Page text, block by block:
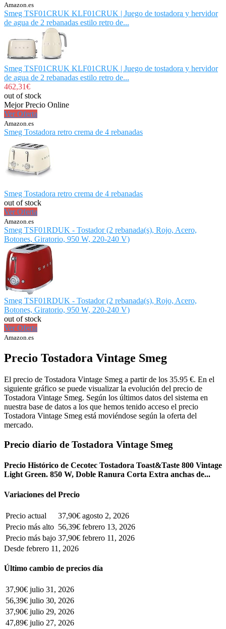
Amazon.es
Smeg TSF01CRUK KLF01CRUK | Juego de tostadora y hervidor
de agua de 2 rebanadas estilo retro de...
Smeg TSF01CRUK KLF01CRUK | Juego de tostadora y hervidor
de agua de 2 rebanadas estilo retro de...
462,31€
out of stock
Mejor Precio Online
Ver Oferta
Amazon.es
Smeg Tostadora retro crema de 4 rebanadas
Smeg Tostadora retro crema de 4 rebanadas
out of stock
Ver Oferta
Amazon.es
Smeg TSF01RDUK - Tostador (2 rebanada(s), Rojo, Acero,
Botones, Giratorio, 950 W, 220-240 V)
Smeg TSF01RDUK - Tostador (2 rebanada(s), Rojo, Acero,
Botones, Giratorio, 950 W, 220-240 V)
out of stock
Ver Oferta
Amazon.es
Precio Tostadora Vintage Smeg
El precio de Tostadora Vintage Smeg a partir de los 35.95 €. En el
siguiente gráfico se puede visualizar la evolución del precio de
Tostadora Vintage Smeg. Según los últimos datos del sistema en
nuestra base de datos a los que hemos tenido acceso el precio
Tostadora Vintage Smeg está moviéndose según la oferta del
mercado.
Precio diario de Tostadora Vintage Smeg
Precio Histórico de Cecotec Tostadora Toast&Taste 800 Vintage
Light Green. 850 W, Doble Ranura Corta Extra anchas de...
Variaciones del Precio
Precio actual 37,90€ agosto 2, 2026
Precio más alto 56,39€ febrero 13, 2026
Precio más bajo 37,90€ febrero 11, 2026
Desde febrero 11, 2026
Último cambio de precios día
37,90€ julio 31, 2026
56,39€ julio 30, 2026
37,90€ julio 29, 2026
47,89€ julio 27, 2026